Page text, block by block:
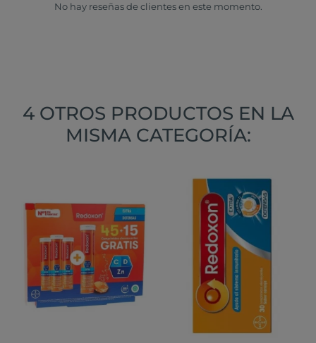
No hay reseñas de clientes en este momento.
4 OTROS PRODUCTOS EN LA
MISMA CATEGORÍA: